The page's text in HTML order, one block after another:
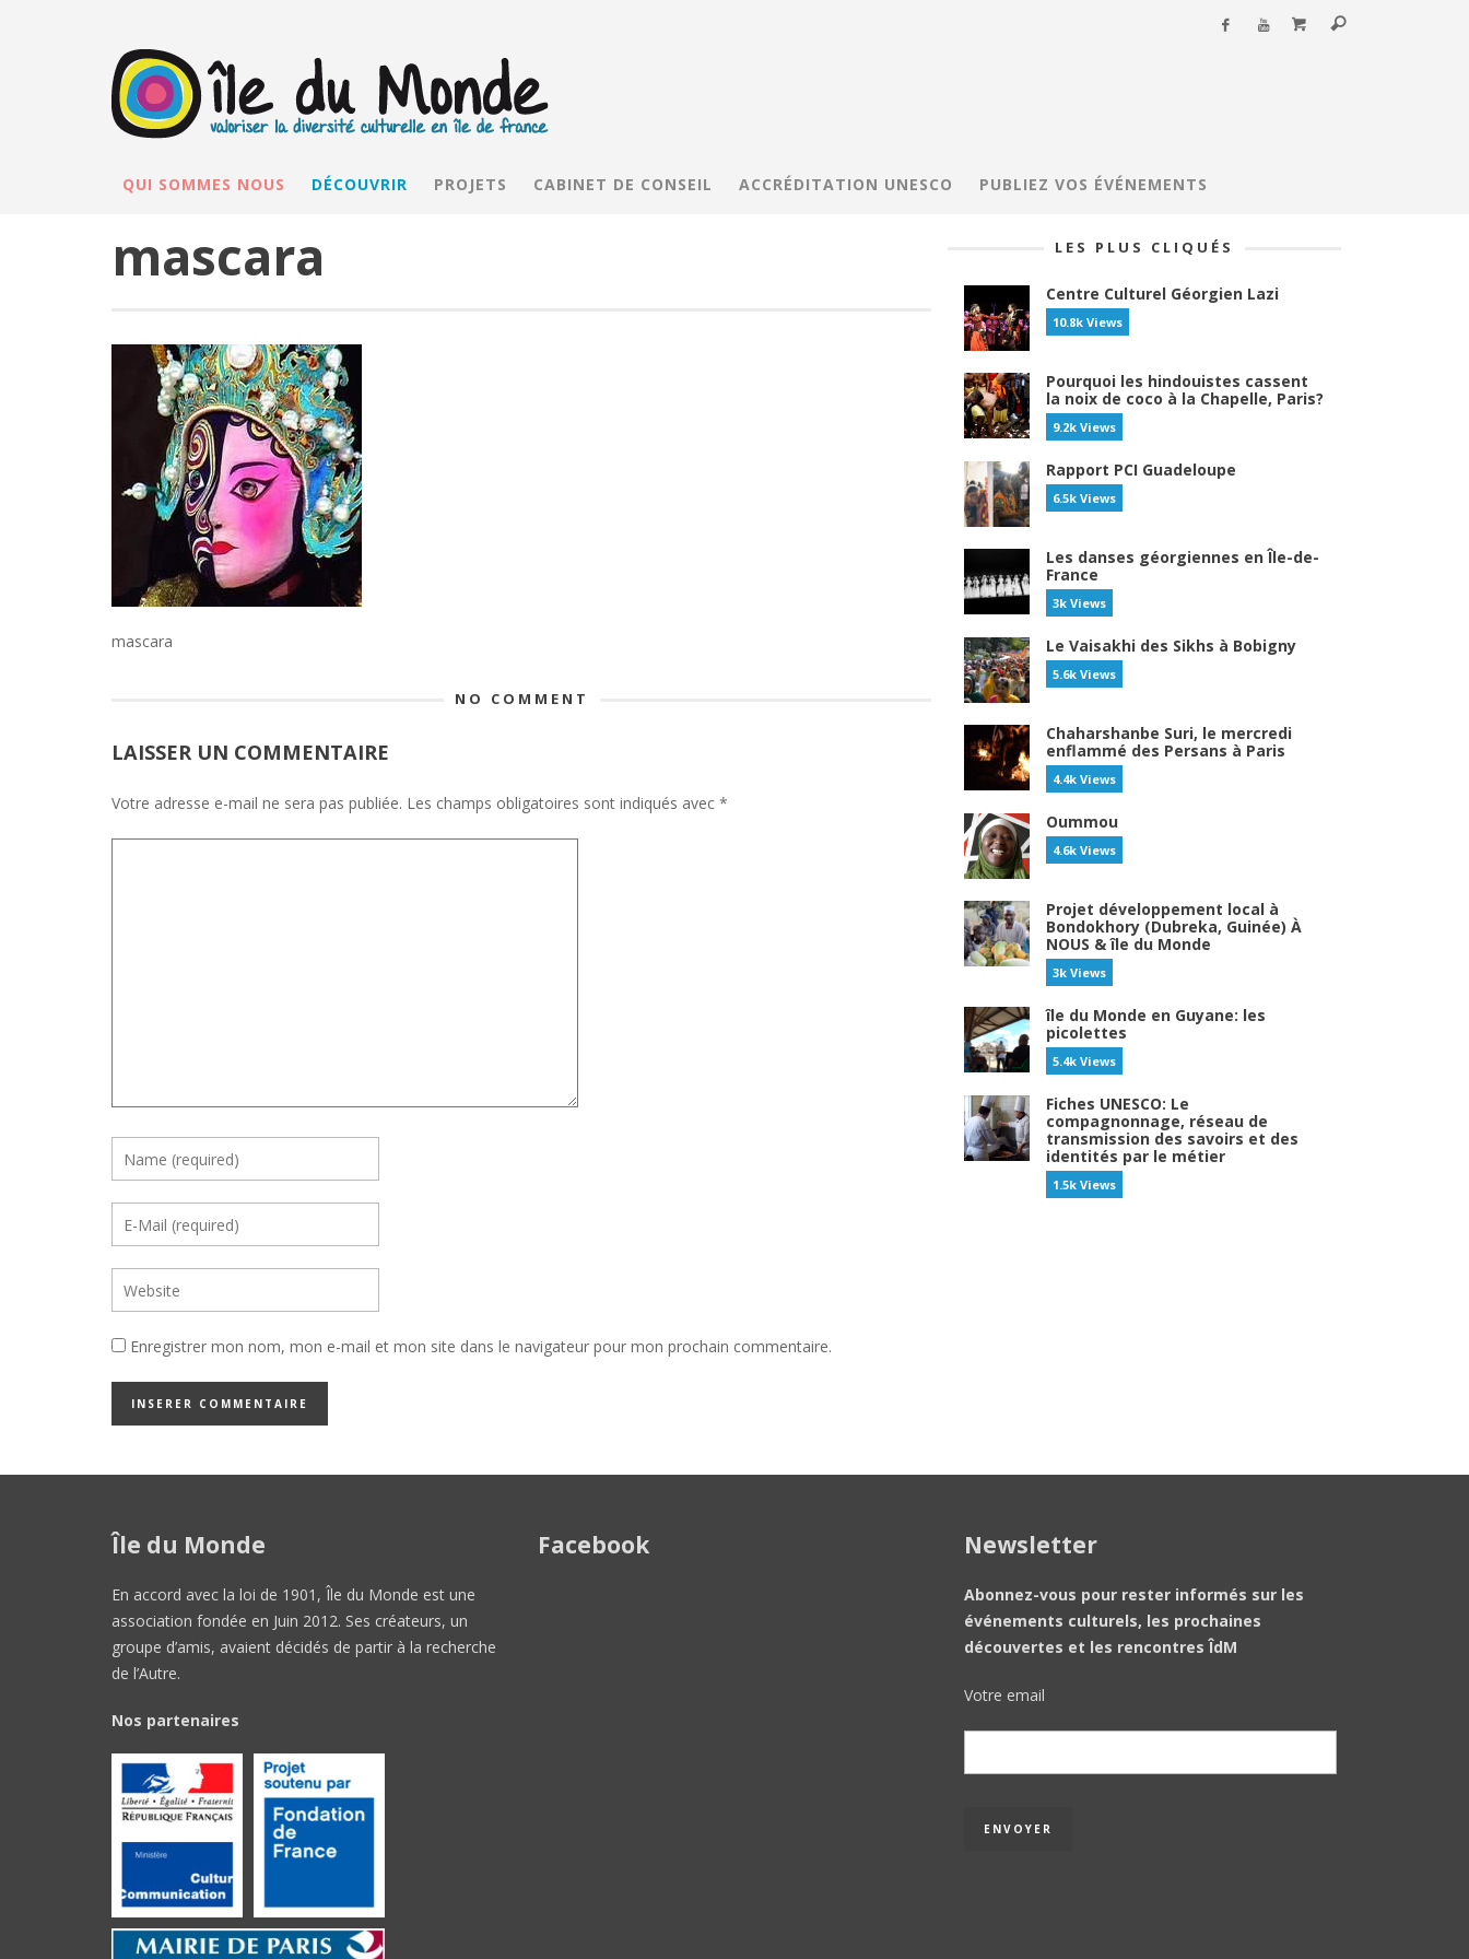
QUI SOMMES NOUS DÉCOUVRIR PROJETS CABINET DE CONSEIL ACCRÉDITATION UNESCO PUBLIEZ VOS ÉVÉNEMENTS
mascara
mascara
NO COMMENT
LAISSER UN COMMENTAIRE
Votre adresse e-mail ne sera pas publiée. Les champs obligatoires sont indiqués avec *
Enregistrer mon nom, mon e-mail et mon site dans le navigateur pour mon prochain commentaire.
LES PLUS CLIQUÉS
Centre Culturel Géorgien Lazi
10.8k Views
Pourquoi les hindouistes cassent
la noix de coco à la Chapelle, Paris?
9.2k Views
Rapport PCI Guadeloupe
6.5k Views
Les danses géorgiennes en Île-de-
France
3k Views
Le Vaisakhi des Sikhs à Bobigny
5.6k Views
Chaharshanbe Suri, le mercredi
enflammé des Persans à Paris
4.4k Views
Oummou
4.6k Views
Projet développement local à
Bondokhory (Dubreka, Guinée) À
NOUS & île du Monde
3k Views
île du Monde en Guyane: les
picolettes
5.4k Views
Fiches UNESCO: Le
compagnonnage, réseau de
transmission des savoirs et des
identités par le métier
1.5k Views
Île du Monde
En accord avec la loi de 1901, Île du Monde est une
association fondée en Juin 2012. Ses créateurs, un
groupe d’amis, avaient décidés de partir à la recherche
de l’Autre.
Nos partenaires
Facebook Newsletter
Abonnez-vous pour rester informés sur les
événements culturels, les prochaines
découvertes et les rencontres ÎdM
Votre email